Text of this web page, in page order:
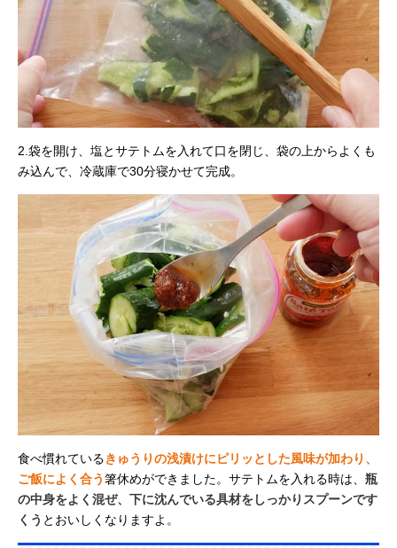
2.袋を開け、塩とサテトムを入れて口を閉じ、袋の上からよくも
み込んで、冷蔵庫で30分寝かせて完成。
食べ慣れているきゅうりの浅漬けにピリッとした風味が加わり、
ご飯によく合う箸休めができました。サテトムを入れる時は、 瓶
の中身をよく混ぜ、下に沈んでいる具材をしっかりスプーンです
くう とおいしくなりますよ。